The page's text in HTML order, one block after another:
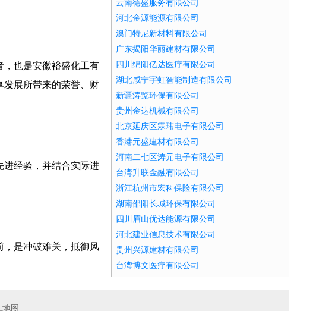
，也是安徽裕盛化工有
发展所带来的荣誉、财
进经验，并结合实际进
，是冲破难关，抵御风
云南德盛服务有限公司
河北金源能源有限公司
澳门特尼新材料有限公司
广东揭阳华丽建材有限公司
四川绵阳亿达医疗有限公司
湖北咸宁宇虹智能制造有限公司
新疆涛览环保有限公司
贵州金达机械有限公司
北京延庆区霖玮电子有限公司
香港元盛建材有限公司
河南二七区涛元电子有限公司
台湾升联金融有限公司
浙江杭州市宏科保险有限公司
湖南邵阳长城环保有限公司
四川眉山优达能源有限公司
河北建业信息技术有限公司
贵州兴源建材有限公司
台湾博文医疗有限公司
图